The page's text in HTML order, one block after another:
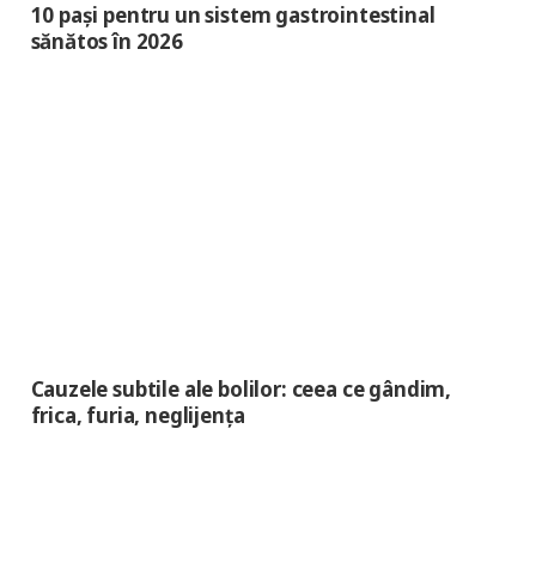
10 pași pentru un sistem gastrointestinal
sănătos în 2026
Cauzele subtile ale bolilor: ceea ce gândim,
frica, furia, neglijența